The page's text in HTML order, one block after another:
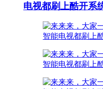
电视都刷上酷开系